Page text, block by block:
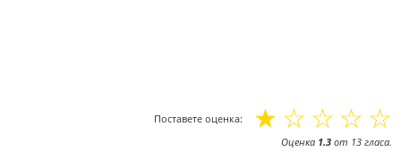
Поставете оценка: ☆
☆
☆
☆
☆
Оценка 1.3 от 13 гласа.